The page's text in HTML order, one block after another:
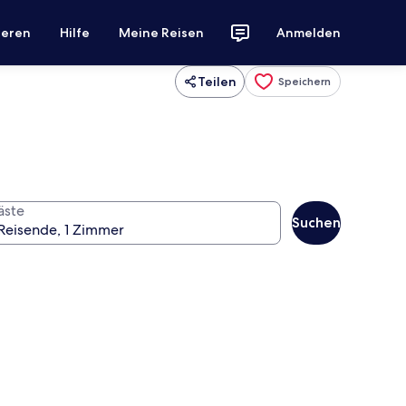
Hilfe Meine Reisen Anmelden
Teilen Speichern
Suchen